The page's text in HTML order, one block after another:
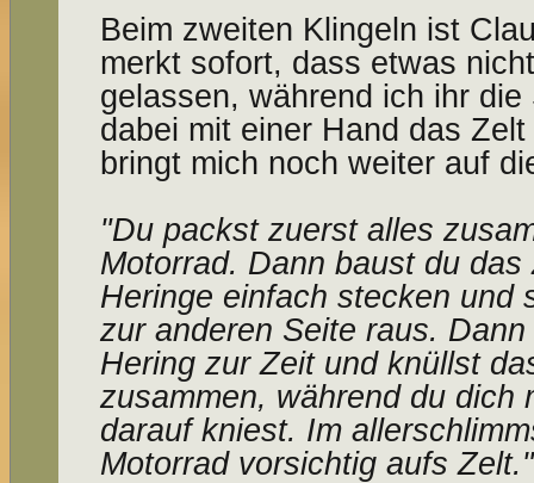
Beim zweiten Klingeln ist
merkt sofort, dass etwas
gelassen, während ich ihr
dabei mit einer Hand das
bringt mich noch weiter auf
"Du packst zuerst alles
Motorrad. Dann baust du
Heringe einfach stecken und
zur anderen Seite raus.
Hering zur Zeit und knüllst
zusammen, während du dich
darauf kniest. Im
Motorrad vorsichtig aufs Zelt."